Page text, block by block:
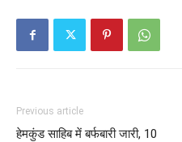
Previous article
हेमकुंड साहिब में बर्फबारी जारी, 10